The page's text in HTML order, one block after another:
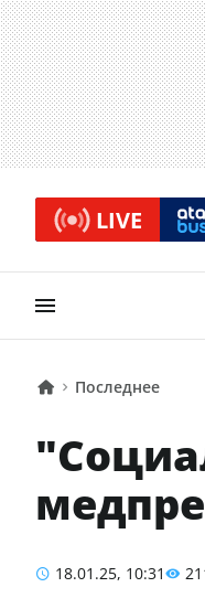
LIVE
Последнее
18.01.25, 10:31